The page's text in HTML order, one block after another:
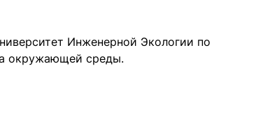
Инженерной Экологии по
окружающей среды.